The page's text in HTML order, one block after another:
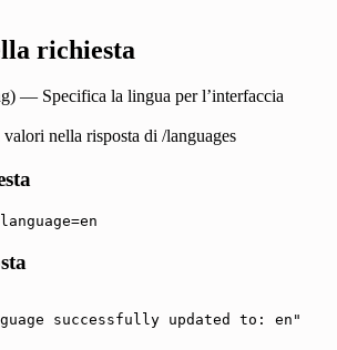
richiesta
— Specifica la lingua per l’interfaccia
valori nella risposta di /languages
successfully updated to: en"